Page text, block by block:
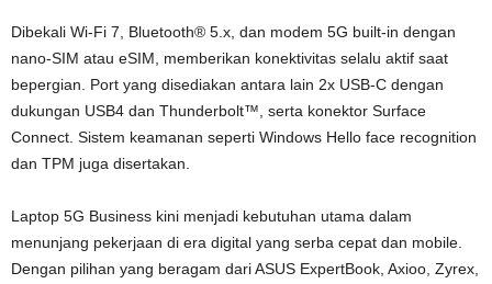
Dibekali Wi-Fi 7, Bluetooth® 5.x, dan modem 5G built-in dengan
nano-SIM atau eSIM, memberikan konektivitas selalu aktif saat
bepergian. Port yang disediakan antara lain 2x USB-C dengan
dukungan USB4 dan Thunderbolt™, serta konektor Surface
Connect. Sistem keamanan seperti Windows Hello face recognition
dan TPM juga disertakan.
Laptop 5G Business kini menjadi kebutuhan utama dalam
menunjang pekerjaan di era digital yang serba cepat dan mobile.
Dengan pilihan yang beragam dari ASUS ExpertBook, Axioo, Zyrex,